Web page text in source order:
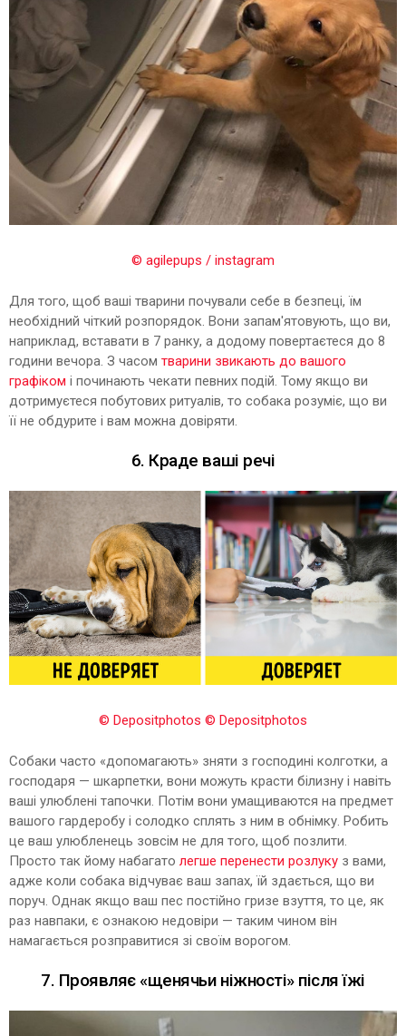
© agilepups / instagram
Для того, щоб ваші тварини почували себе в безпеці, їм
необхідний чіткий розпорядок. Вони запам'ятовують, що ви,
наприклад, вставати в 7 ранку, а додому повертаєтеся до 8
години вечора. З часом тварини звикають до вашого
графіком і починають чекати певних подій. Тому якщо ви
дотримуєтеся побутових ритуалів, то собака розуміє, що ви
її не обдурите і вам можна довіряти.
6. Краде ваші речі
© Depositphotos © Depositphotos
Собаки часто «допомагають» зняти з господині колготки, а
господаря — шкарпетки, вони можуть красти білизну і навіть
ваші улюблені тапочки. Потім вони умащиваются на предмет
вашого гардеробу і солодко сплять з ним в обнімку. Робить
це ваш улюбленець зовсім не для того, щоб позлити.
Просто так йому набагато легше перенести розлуку з вами,
адже коли собака відчуває ваш запах, їй здається, що ви
поруч. Однак якщо ваш пес постійно гризе взуття, то це, як
раз навпаки, є ознакою недовіри — таким чином він
намагається розправитися зі своїм ворогом.
7. Проявляє «щенячьи ніжності» після їжі